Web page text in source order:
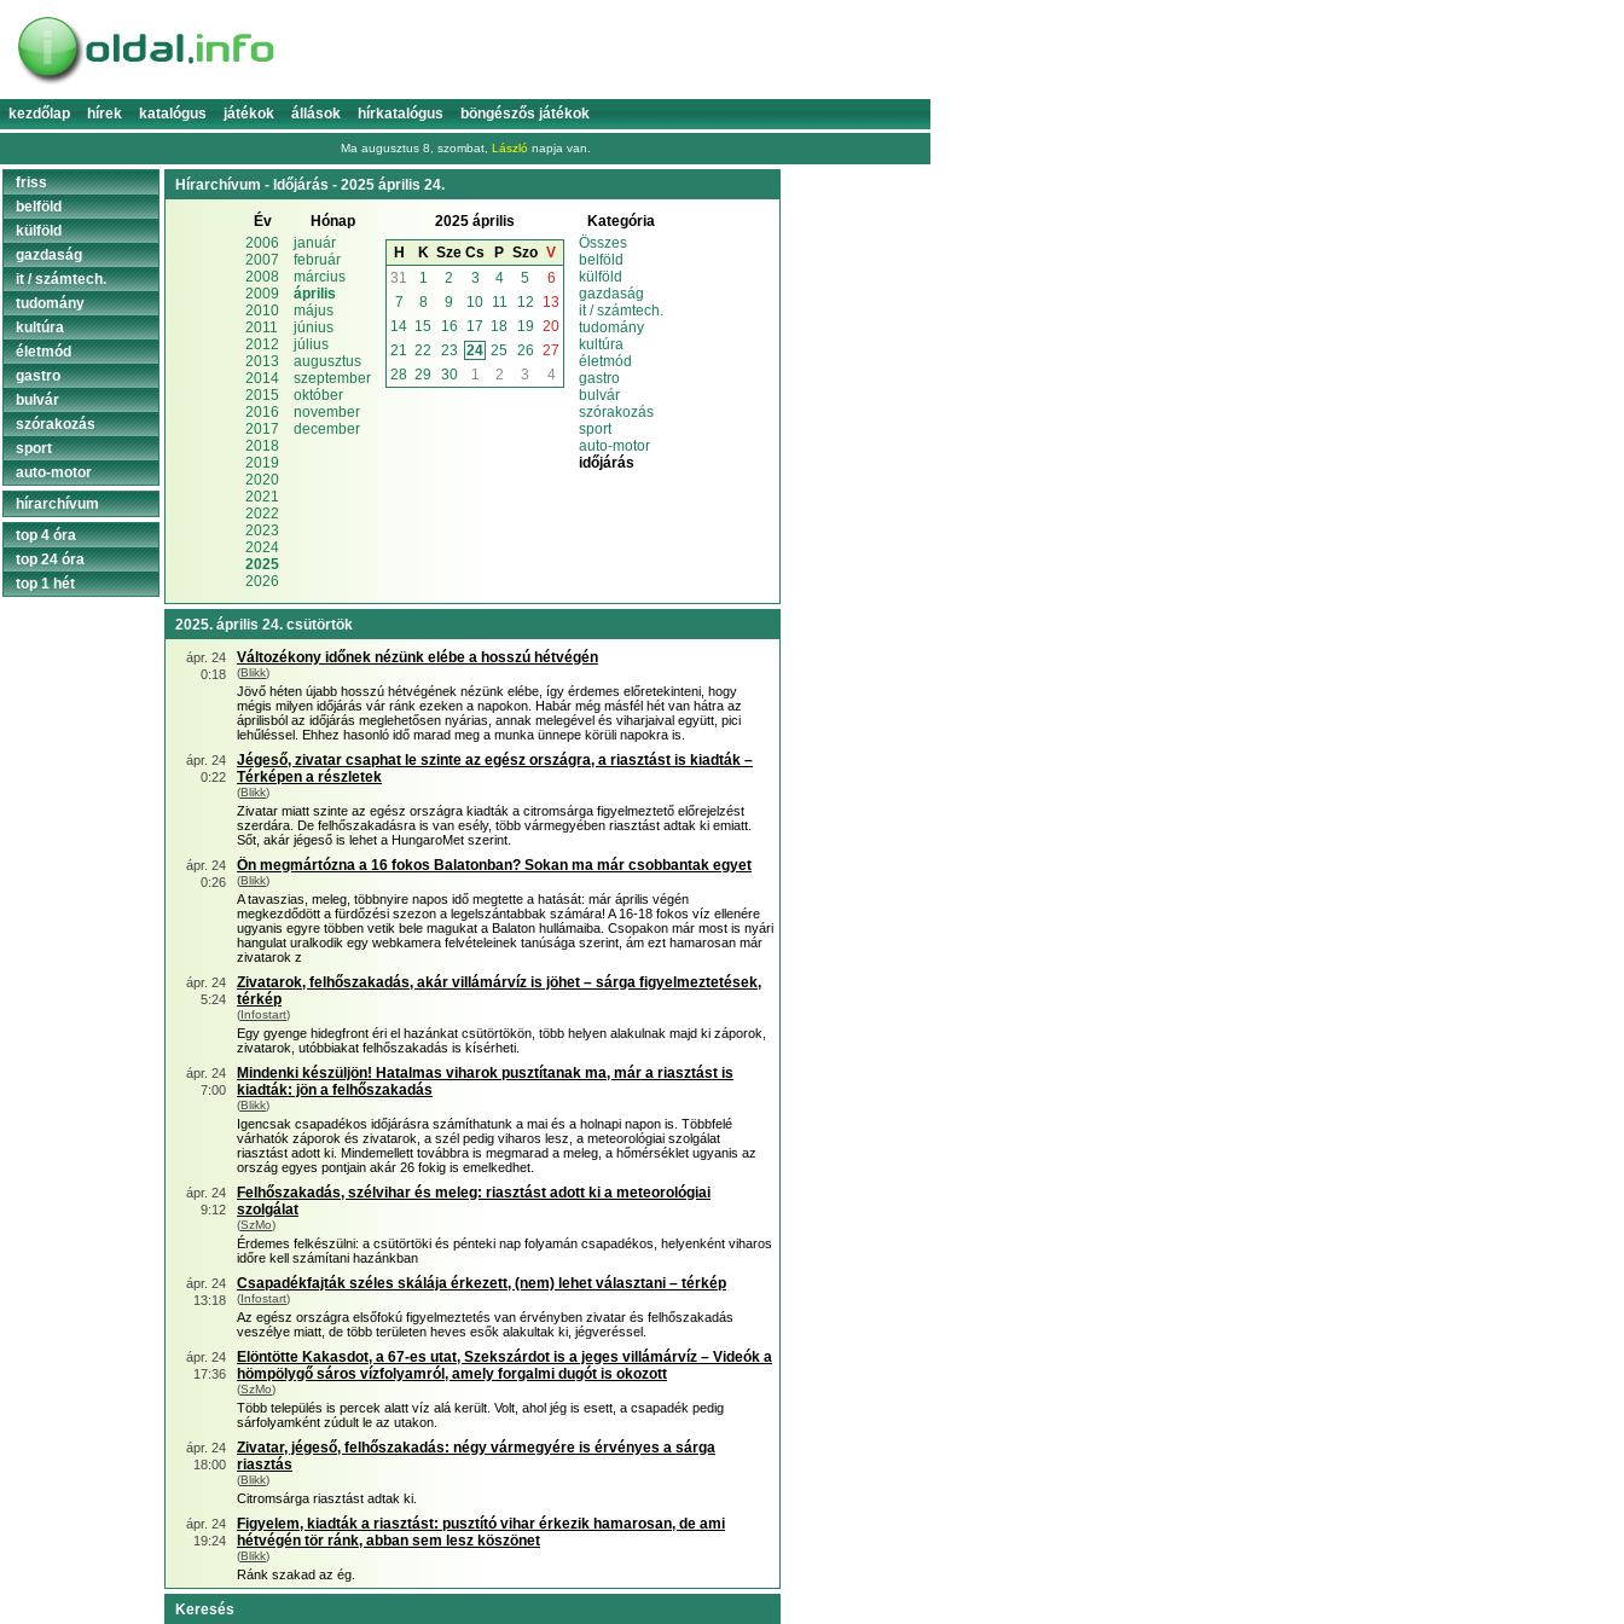
kezdőlap hírek katalógus játékok állások hírkatalógus böngészős játékok
Ma augusztus 8, szombat, László napja van.
Hírarchívum - Időjárás - 2025 április 24.
Év
2006
2007
2008
2009
2010
2011
2012
2013
2014
2015
2016
2017
2018
2019
2020
2021
2022
2023
2024
2025
2026
Hónap
január
február
március
április
május
június
július
augusztus
szeptember
október
november
december
2025 április
H
K Sze Cs P Szo V
31
1 2 3 4 5
6
7
8 9 10 11 12
13
14 15 16 17 18 19 20
21
22 23 24 25 26 27
28 29 30 1 2 3 4
Kategória
Összes
belföld
külföld
gazdaság
it / számtech.
tudomány
kultúra
életmód
gastro
bulvár
szórakozás
sport
auto-motor
időjárás
2025. április 24. csütörtök
ápr. 24
0:18
Változékony időnek nézünk elébe a hosszú hétvégén
(Blikk)
Jövő héten újabb hosszú hétvégének nézünk elébe, így érdemes előretekinteni, hogy
mégis milyen időjárás vár ránk ezeken a napokon. Habár még másfél hét van hátra az
áprilisból az időjárás meglehetősen nyárias, annak melegével és viharjaival együtt, pici
lehűléssel. Ehhez hasonló idő marad meg a munka ünnepe körüli napokra is.
ápr. 24
0:22
Jégeső, zivatar csaphat le szinte az egész országra, a riasztást is kiadták –
Térképen a részletek
(Blikk)
Zivatar miatt szinte az egész országra kiadták a citromsárga figyelmeztető előrejelzést
szerdára. De felhőszakadásra is van esély, több vármegyében riasztást adtak ki emiatt.
Sőt, akár jégeső is lehet a HungaroMet szerint.
ápr. 24
0:26
Ön megmártózna a 16 fokos Balatonban? Sokan ma már csobbantak egyet
(Blikk)
A tavaszias, meleg, többnyire napos idő megtette a hatását: már április végén
megkezdődött a fürdőzési szezon a legelszántabbak számára! A 16-18 fokos víz ellenére
ugyanis egyre többen vetik bele magukat a Balaton hullámaiba. Csopakon már most is nyári
hangulat uralkodik egy webkamera felvételeinek tanúsága szerint, ám ezt hamarosan már
zivatarok z
ápr. 24
5:24
Zivatarok, felhőszakadás, akár villámárvíz is jöhet – sárga figyelmeztetések,
térkép
(Infostart)
Egy gyenge hidegfront éri el hazánkat csütörtökön, több helyen alakulnak majd ki záporok,
zivatarok, utóbbiakat felhőszakadás is kísérheti.
ápr. 24
7:00
Mindenki készüljön! Hatalmas viharok pusztítanak ma, már a riasztást is
kiadták: jön a felhőszakadás
(Blikk)
Igencsak csapadékos időjárásra számíthatunk a mai és a holnapi napon is. Többfelé
várhatók záporok és zivatarok, a szél pedig viharos lesz, a meteorológiai szolgálat
riasztást adott ki. Mindemellett továbbra is megmarad a meleg, a hőmérséklet ugyanis az
ország egyes pontjain akár 26 fokig is emelkedhet.
ápr. 24
9:12
Felhőszakadás, szélvihar és meleg: riasztást adott ki a meteorológiai
szolgálat
(SzMo)
Érdemes felkészülni: a csütörtöki és pénteki nap folyamán csapadékos, helyenként viharos
időre kell számítani hazánkban
ápr. 24
13:18
Csapadékfajták széles skálája érkezett, (nem) lehet választani – térkép
(Infostart)
Az egész országra elsőfokú figyelmeztetés van érvényben zivatar és felhőszakadás
veszélye miatt, de több területen heves esők alakultak ki, jégveréssel.
ápr. 24
17:36
Elöntötte Kakasdot, a 67-es utat, Szekszárdot is a jeges villámárvíz – Videók a
hömpölygő sáros vízfolyamról, amely forgalmi dugót is okozott
(SzMo)
Több település is percek alatt víz alá került. Volt, ahol jég is esett, a csapadék pedig
sárfolyamként zúdult le az utakon.
ápr. 24
18:00
Zivatar, jégeső, felhőszakadás: négy vármegyére is érvényes a sárga
riasztás
(Blikk)
Citromsárga riasztást adtak ki.
ápr. 24
19:24
Figyelem, kiadták a riasztást: pusztító vihar érkezik hamarosan, de ami
hétvégén tör ránk, abban sem lesz köszönet
(Blikk)
Ránk szakad az ég.
Keresés
friss
belföld
külföld
gazdaság
it / számtech.
tudomány
kultúra
életmód
gastro
bulvár
szórakozás
sport
auto-motor
hírarchívum
top 4 óra
top 24 óra
top 1 hét